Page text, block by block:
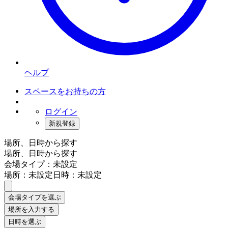
ヘルプ
スペースをお持ちの方
ログイン
新規登録
場所、日時から探す
場所、日時から探す
会場タイプ：未設定
場所：未設定日時：未設定
会場タイプを選ぶ
場所を入力する
日時を選ぶ